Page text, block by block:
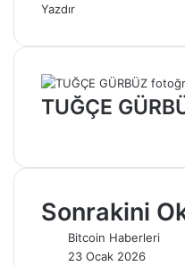
Yazdır
TUĞÇE
Sonrakini
Bitcoin Haberleri
23 Ocak 2026